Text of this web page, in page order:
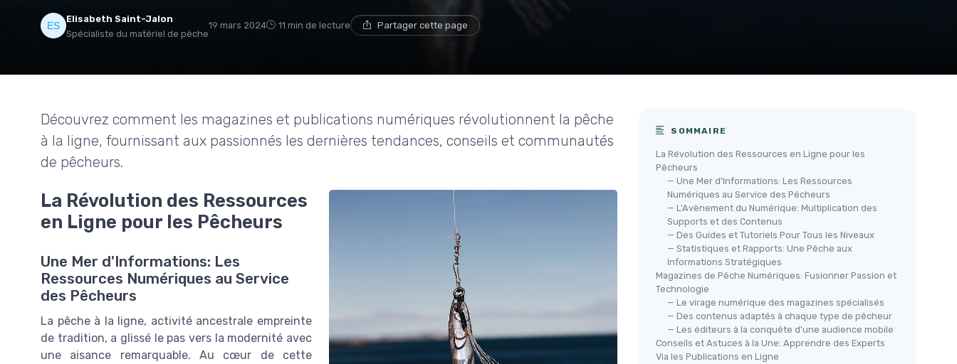
Elisabeth Saint-Jalon
Spécialiste du matériel de pêche
19 mars 2024 11 min de lecture Partager cette page
Découvrez comment les magazines et publications numériques révolutionnent la pêche
à la ligne, fournissant aux passionnés les dernières tendances, conseils et communautés
de pêcheurs.
La Révolution des Ressources
en Ligne pour les Pêcheurs
Une Mer d'Informations: Les
Ressources Numériques au Service
des Pêcheurs
La pêche à la ligne, activité ancestrale empreinte
de tradition, a glissé le pas vers la modernité avec
une aisance remarquable. Au cœur de cette
SOMMAIRE
La Révolution des Ressources en Ligne pour les
Pêcheurs
— Une Mer d'Informations: Les Ressources
Numériques au Service des Pêcheurs
— L'Avènement du Numérique: Multiplication des
Supports et des Contenus
— Des Guides et Tutoriels Pour Tous les Niveaux
— Statistiques et Rapports: Une Pêche aux
Informations Stratégiques
Magazines de Pêche Numériques: Fusionner Passion et
Technologie
— Le virage numérique des magazines spécialisés
— Des contenus adaptés à chaque type de pêcheur
— Les éditeurs à la conquête d'une audience mobile
Conseils et Astuces à la Une: Apprendre des Experts
Via les Publications en Ligne